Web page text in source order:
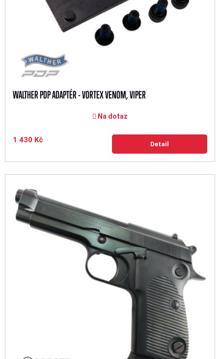
WALTHER PDP ADAPTÉR - VORTEX VENOM, VIPER
Na dotaz
1 430 Kč Detail